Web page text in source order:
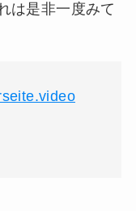
は是非一度みて